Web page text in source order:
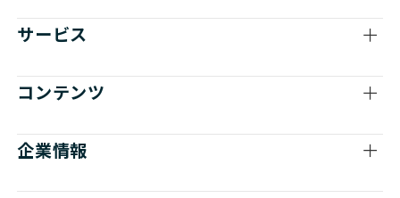
サービス
コンテンツ
企業情報